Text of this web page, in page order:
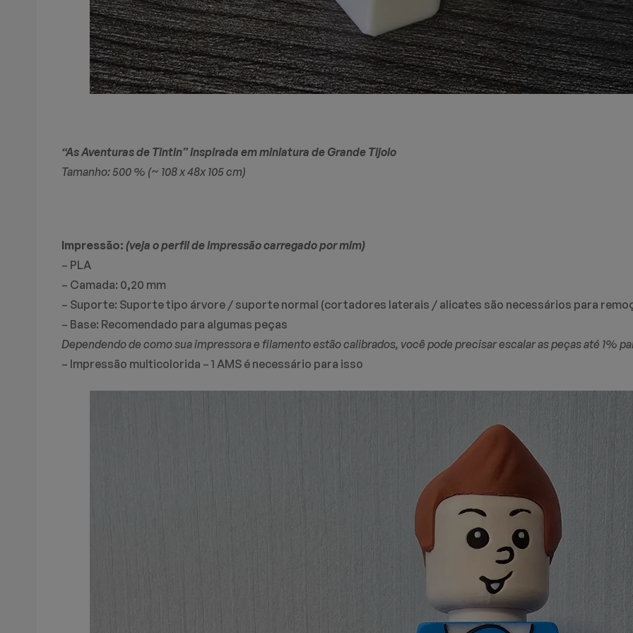
“As Aventuras de Tintin” inspirada em miniatura de Grande Tijolo
Tamanho: 500 % (~ 108 x 48x 105 cm)
Impressão: (veja o perfil de impressão carregado por mim)
– PLA
– Camada: 0,20 mm
– Suporte: Suporte tipo árvore / suporte normal (cortadores laterais / alicates são necessários para
– Base: Recomendado para algumas peças
Dependendo de como sua impressora e filamento estão calibrados, você pode precisar escalar as peças até 1%
– Impressão multicolorida – 1 AMS é necessário para isso